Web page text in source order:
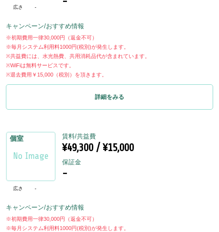
広さ -
キャンペーン/おすすめ情報
※初期費用一律30,000円（返金不可）
※毎月システム利用料1000円(税別)が発生します。
※共益費には、水光熱費、共用消耗品代が含まれています。
※WiFiは無料サービスです。
※退去費用￥15,000（税別）を頂きます。
詳細をみる
個室
広さ -
賃料/共益費
¥49,300 / ¥15,000
保証金
-
キャンペーン/おすすめ情報
※初期費用一律30,000円（返金不可）
※毎月システム利用料1000円(税別)が発生します。